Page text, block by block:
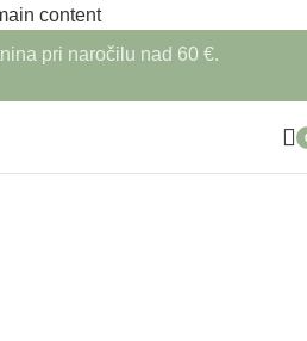
content
pri naročilu nad 60 €.